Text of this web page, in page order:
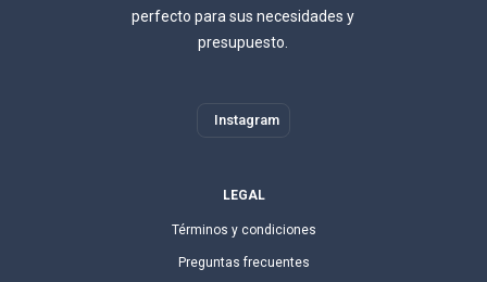
perfecto para sus necesidades y
presupuesto.
Instagram
LEGAL
Términos y condiciones
Preguntas frecuentes